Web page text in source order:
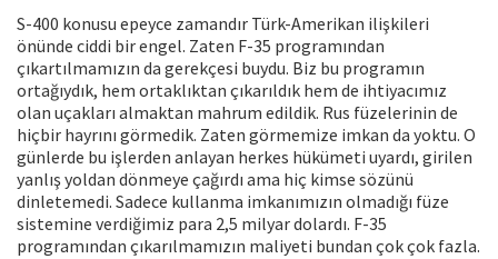
S-400 konusu epeyce zamandır Türk-Amerikan ilişkileri
önünde ciddi bir engel. Zaten F-35 programından
çıkartılmamızın da gerekçesi buydu. Biz bu programın
ortağıydık, hem ortaklıktan çıkarıldık hem de ihtiyacımız
olan uçakları almaktan mahrum edildik. Rus füzelerinin de
hiçbir hayrını görmedik. Zaten görmemize imkan da yoktu. O
günlerde bu işlerden anlayan herkes hükümeti uyardı, girilen
yanlış yoldan dönmeye çağırdı ama hiç kimse sözünü
dinletemedi. Sadece kullanma imkanımızın olmadığı füze
sistemine verdiğimiz para 2,5 milyar dolardı. F-35
programından çıkarılmamızın maliyeti bundan çok çok fazla.